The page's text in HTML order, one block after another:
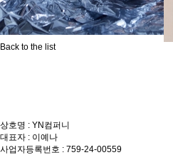
Back to the list
상호명 : YN컴퍼니
대표자 : 이예나
사업자등록번호 : 759-24-00559